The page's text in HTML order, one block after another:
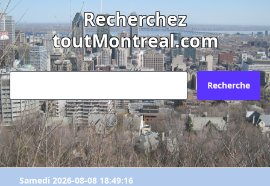
Recherchez
toutMontreal.com
Recherche
Samedi 2026-08-08 18:49:16